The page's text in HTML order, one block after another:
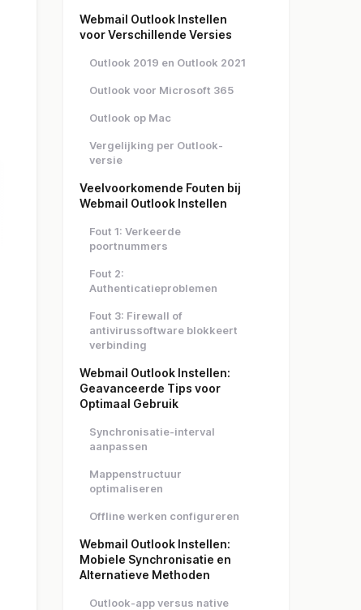
Webmail Outlook Instellen
voor Verschillende Versies
Outlook 2019 en Outlook 2021
Outlook voor Microsoft 365
Outlook op Mac
Vergelijking per Outlook-
versie
Veelvoorkomende Fouten bij
Webmail Outlook Instellen
Fout 1: Verkeerde
poortnummers
Fout 2:
Authenticatieproblemen
Fout 3: Firewall of
antivirussoftware blokkeert
verbinding
Webmail Outlook Instellen:
Geavanceerde Tips voor
Optimaal Gebruik
Synchronisatie-interval
aanpassen
Mappenstructuur
optimaliseren
Offline werken configureren
Webmail Outlook Instellen:
Mobiele Synchronisatie en
Alternatieve Methoden
Outlook-app versus native